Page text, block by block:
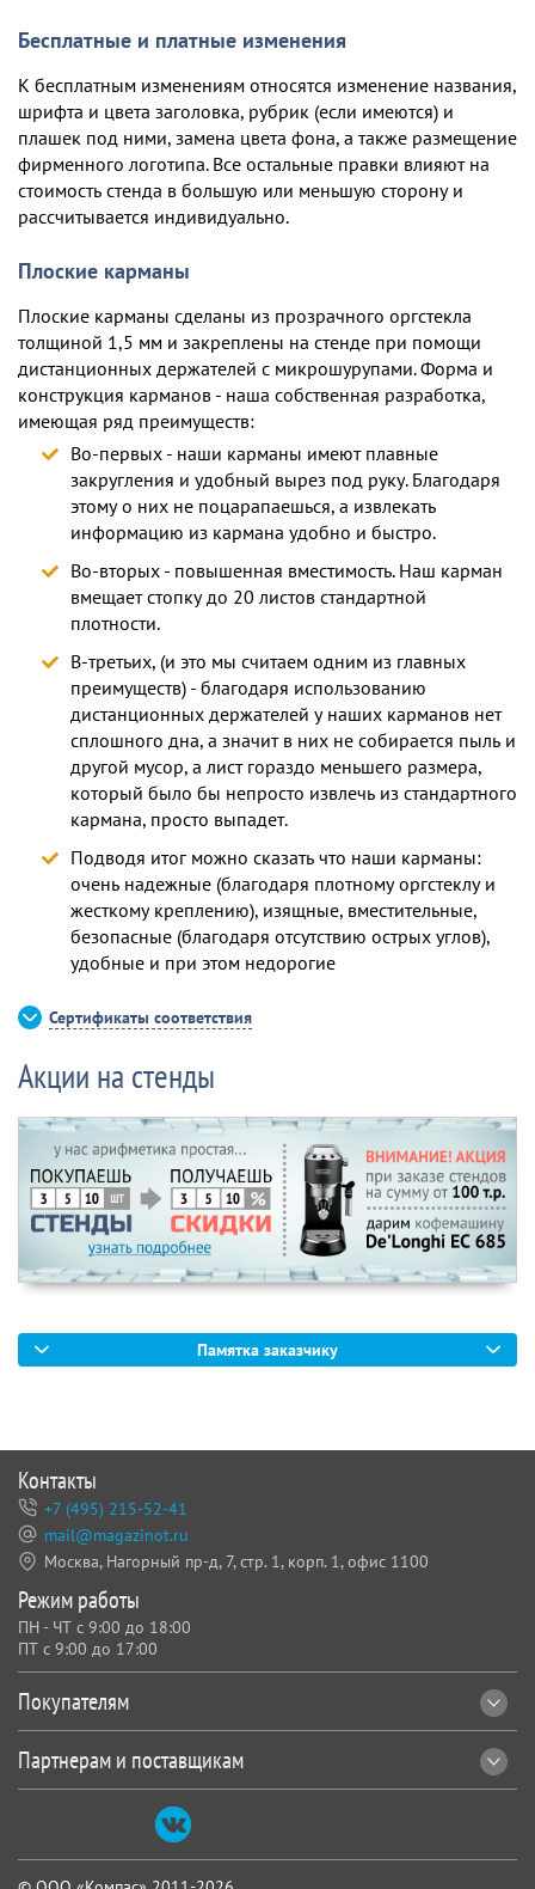
Бесплатные и платные изменения
К бесплатным изменениям относятся изменение названия,
шрифта и цвета заголовка, рубрик (если имеются) и
плашек под ними, замена цвета фона, а также размещение
фирменного логотипа. Все остальные правки влияют на
стоимость стенда в большую или меньшую сторону и
рассчитывается индивидуально.
Плоские карманы
Плоские карманы сделаны из прозрачного оргстекла
толщиной 1,5 мм и закреплены на стенде при помощи
дистанционных держателей с микрошурупами. Форма и
конструкция карманов - наша собственная разработка,
имеющая ряд преимуществ:
Во-первых - наши карманы имеют плавные
закругления и удобный вырез под руку. Благодаря
этому о них не поцарапаешься, а извлекать
информацию из кармана удобно и быстро.
Во-вторых - повышенная вместимость. Наш карман
вмещает стопку до 20 листов стандартной
плотности.
В-третьих, (и это мы считаем одним из главных
преимуществ) - благодаря использованию
дистанционных держателей у наших карманов нет
сплошного дна, а значит в них не собирается пыль и
другой мусор, а лист гораздо меньшего размера,
который было бы непросто извлечь из стандартного
кармана, просто выпадет.
Подводя итог можно сказать что наши карманы:
очень надежные (благодаря плотному оргстеклу и
жесткому креплению), изящные, вместительные,
безопасные (благодаря отсутствию острых углов),
удобные и при этом недорогие
Сертификаты соответствия
Акции на стенды
Памятка заказчику
Покупателям
Партнерам и поставщикам
Контакты
+7 (495) 215-52-41
mail@magazinot.ru
Москва, Нагорный пр-д, 7, стр. 1, корп. 1, офис 1100
Режим работы
ПН - ЧТ с 9:00 до 18:00
ПТ с 9:00 до 17:00